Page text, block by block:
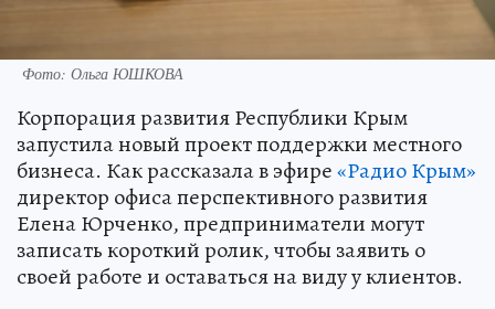
Фото: Ольга ЮШКОВА
Корпорация развития Республики Крым
запустила новый проект поддержки местного
бизнеса. Как рассказала в эфире«Радио Крым»
директор офиса перспективного развития
Елена Юрченко, предприниматели могут
записать короткий ролик, чтобы заявить о
своей работе и оставаться на виду у клиентов.